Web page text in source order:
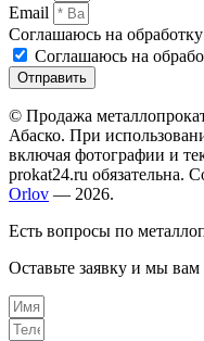
Email
Соглашаюсь на
Соглашаюсь на
Отправить
© Продажа
Абаско. При
включая фотографии и
prokat24.ru обязательна.
Orlov — 2026.
Есть вопросы по
Оставьте заявку и мы